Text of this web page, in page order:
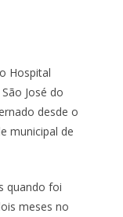
Hospital
José do
desde o
municipal de
quando foi
meses no